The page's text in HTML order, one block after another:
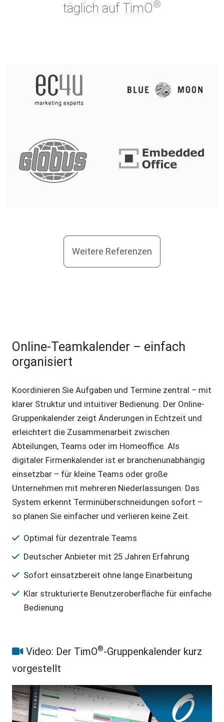
täglich auf TimO®
Weitere Referenzen
Online-Teamkalender – einfach
organisiert
Koordinieren Sie Aufgaben und Termine zentral – mit
klarer Struktur und intuitiver Bedienung. Der Online-
Gruppenkalender zeigt Änderungen in Echtzeit und
erleichtert die Zusammenarbeit zwischen
Abteilungen, Teams oder im Homeoffice. Als
digitaler Firmenkalender ist er branchenunabhängig
einsetzbar – für kleine Teams oder große
Unternehmen mit mehreren Niederlassungen. Das
System erkennt Terminüberschneidungen sofort –
so planen Sie einfacher und verlieren keine Zeit.
Optimal für dezentrale Teams
Deutscher Anbieter mit 25 Jahren Erfahrung
Sofort einsatzbereit ohne lange Einarbeitung
Klar strukturierte Benutzeroberfläche für einfache
Bedienung
Video: Der TimO®-Gruppenkalender kurz
vorgestellt